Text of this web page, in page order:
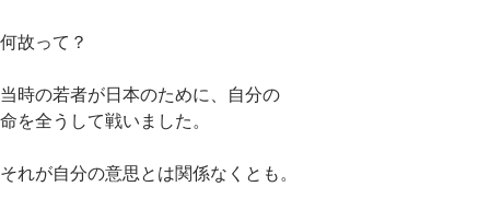
何故って？
当時の若者が日本のために、自分の
命を全うして戦いました。
それが自分の意思とは関係なくとも。